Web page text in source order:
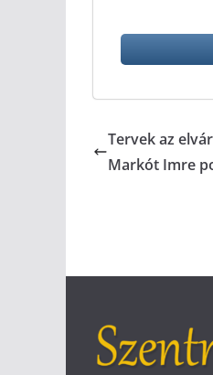
Tervek az
Markót Imre